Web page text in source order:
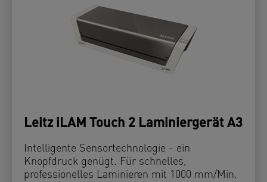
Leitz iLAM Touch 2 Laminiergerät A3
Intelligente Sensortechnologie - ein
Knopfdruck genügt. Für schnelles,
professionelles Laminieren mit 1000 mm/Min.